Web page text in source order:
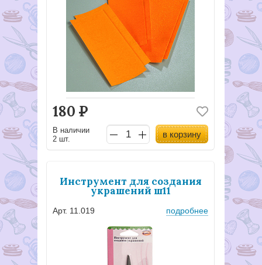
180 Р
В наличии
2 шт.
в корзину
Инструмент для создания
украшений ш11
Арт. 11.019 подробнее